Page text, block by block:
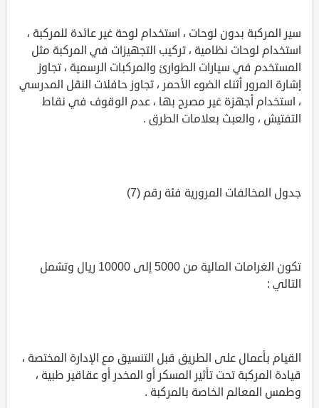
سير المركبة بدون لوحات ، استخدام لوحة غير عائدة للمركبة ،
استخدام لوحات نظامية ، تركيب التجهيزات في المركبة مثل
المستخدم في سيارات الطوارئ والمركبات الرسمية ، تجاوز
إشارة المرور أثناء الضوء الأحمر ، تجاوز حافلات النقل المدرسي
، استخدام أجهزة غير مصرح بها ، عدم الوقوف في نقاط
التفتيش ، والعبث بعلامات الطرق .
جدول المخالفات المرورية فئة رقم (7)
تكون الغرامات المالية من 5000 إلى 10000 ريال وتشمل
التالي :
القيام بأعمال على الطريق قبل التنسيق مع الإدارة المختصة ،
قيادة المركبة تحت تأثير المسكر أو المخدر أو عقاقير طبية ،
وطمس المعالم الخاصة بالمركبة .